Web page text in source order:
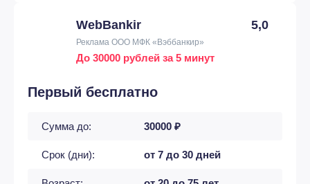
WebBankir 5,0
Реклама ООО МФК «Вэббанкир»
До 30000 рублей за 5 минут
Первый бесплатно
Сумма до: 30000 ₽
Срок (дни): от 7 до 30 дней